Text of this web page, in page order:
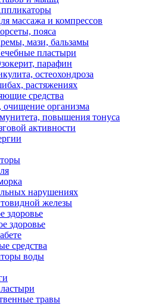
массажа и компрессов
пояса
мази, бальзамы
пластыри
парафин
остеохондроза
растяжениях
средства
очищение организма
повышения тонуса
активности
нарушениях
железы
здоровье
здоровье
средства
воды
травы